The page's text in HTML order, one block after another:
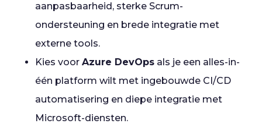
aanpasbaarheid, sterke Scrum-
ondersteuning en brede integratie met
externe tools.
Kies voor Azure DevOps als je een alles-in-
één platform wilt met ingebouwde CI/CD
automatisering en diepe integratie met
Microsoft-diensten.